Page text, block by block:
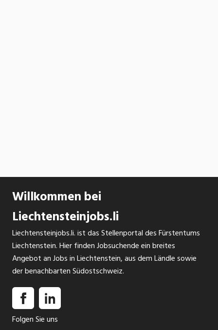
Willkommen bei
Liechtensteinjobs.li
Liechtensteinjobs.li. ist das Stellenportal des Fürstentums
Liechtenstein. Hier finden Jobsuchende ein breites
Angebot an Jobs in Liechtenstein, aus dem Ländle sowie
der benachbarten Südostschweiz.
Folgen Sie uns